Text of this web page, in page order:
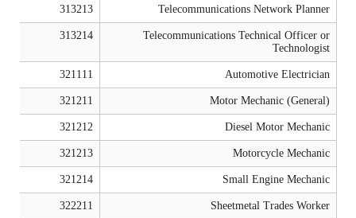
Telecommunications Network Planner
313213
Telecommunications Technical Officer or
Technologist
313214
Automotive Electrician
321111
Motor Mechanic (General)
321211
Diesel Motor Mechanic
321212
Motorcycle Mechanic
321213
Small Engine Mechanic
321214
Sheetmetal Trades Worker
322211